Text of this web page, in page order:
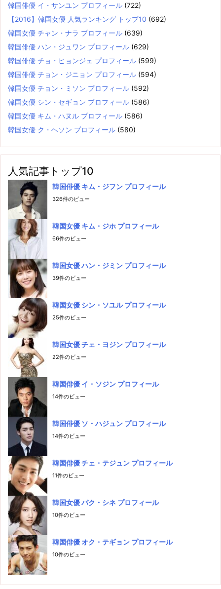
韓国俳優 イ・サンユン プロフィール (722)
【2016】韓国女優 人気ランキング トップ10 (692)
韓国女優 チャン・ナラ プロフィール (639)
韓国俳優 ハン・ジュワン プロフィール (629)
韓国俳優 チョ・ヒョンジェ プロフィール (599)
韓国俳優 チョン・ジニョン プロフィール (594)
韓国女優 チョン・ミソン プロフィール (592)
韓国女優 シン・セギョン プロフィール (586)
韓国女優 キム・ハヌル プロフィール (586)
韓国女優 ク・ヘソン プロフィール (580)
人気記事トップ10
韓国俳優 キム・ジフン プロフィール
326件のビュー
韓国女優 キム・ジホ プロフィール
66件のビュー
韓国女優 ハン・ジミン プロフィール
39件のビュー
韓国女優 シン・ソユル プロフィール
25件のビュー
韓国女優 チェ・ヨジン プロフィール
22件のビュー
韓国俳優 イ・ソジン プロフィール
14件のビュー
韓国俳優 ソ・ハジュン プロフィール
14件のビュー
韓国俳優 チェ・テジュン プロフィール
11件のビュー
韓国女優 パク・シネ プロフィール
10件のビュー
韓国俳優 オク・テギョン プロフィール
10件のビュー